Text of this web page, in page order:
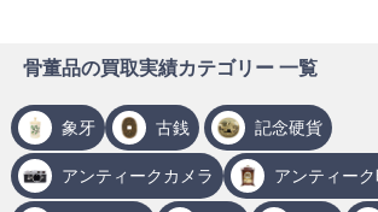
骨董品の買取実績カテゴリー 一覧
象牙 古銭 記念硬貨
アンティークカメラ アンティー